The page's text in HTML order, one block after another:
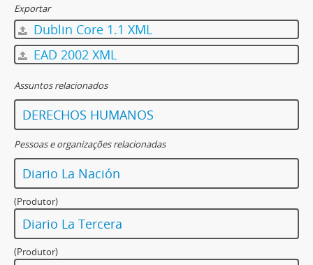
Exportar
Dublin Core 1.1 XML
EAD 2002 XML
Assuntos relacionados
DERECHOS HUMANOS
Pessoas e organizações relacionadas
Diario La Nación
(Produtor)
Diario La Tercera
(Produtor)